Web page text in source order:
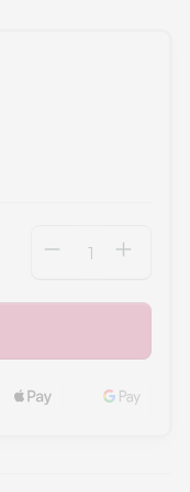
Hoeveelheid